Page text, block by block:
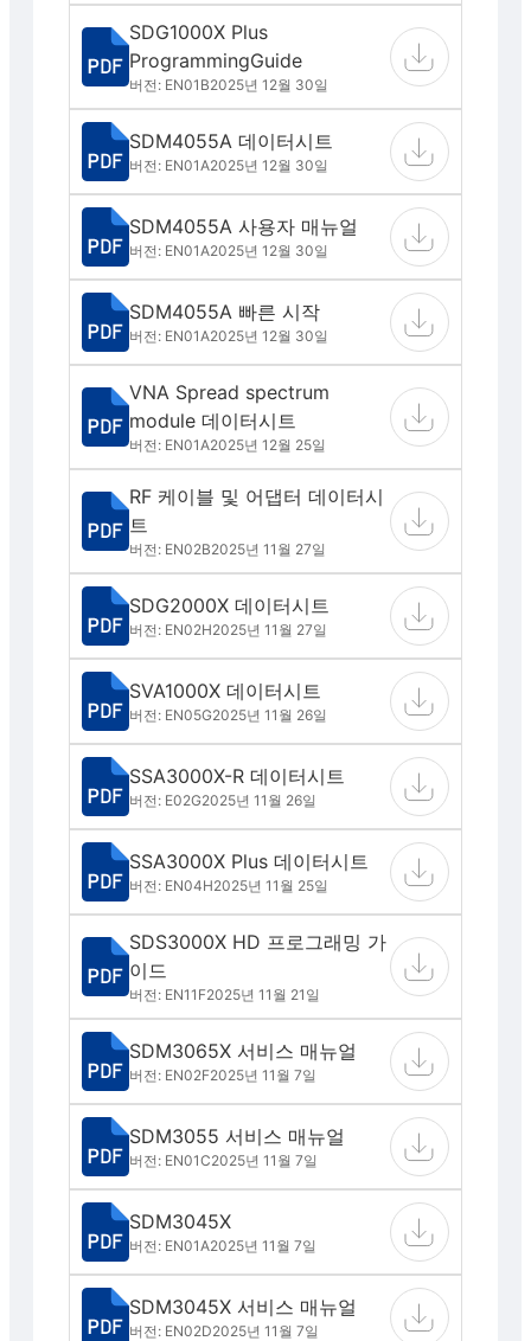
SDG1000X Plus
ProgrammingGuide
버전: EN01B2025년 12월 30일
SDM4055A 데이터시트
버전: EN01A2025년 12월 30일
SDM4055A 사용자 매뉴얼
버전: EN01A2025년 12월 30일
SDM4055A 빠른 시작
버전: EN01A2025년 12월 30일
VNA Spread spectrum
module 데이터시트
버전: EN01A2025년 12월 25일
RF 케이블 및 어댑터 데이터시
트
버전: EN02B2025년 11월 27일
SDG2000X 데이터시트
버전: EN02H2025년 11월 27일
SVA1000X 데이터시트
버전: EN05G2025년 11월 26일
SSA3000X-R 데이터시트
버전: E02G2025년 11월 26일
SSA3000X Plus 데이터시트
버전: EN04H2025년 11월 25일
SDS3000X HD 프로그래밍 가
이드
버전: EN11F2025년 11월 21일
SDM3065X 서비스 매뉴얼
버전: EN02F2025년 11월 7일
SDM3055 서비스 매뉴얼
버전: EN01C2025년 11월 7일
SDM3045X
버전: EN01A2025년 11월 7일
SDM3045X 서비스 매뉴얼
버전: EN02D2025년 11월 7일